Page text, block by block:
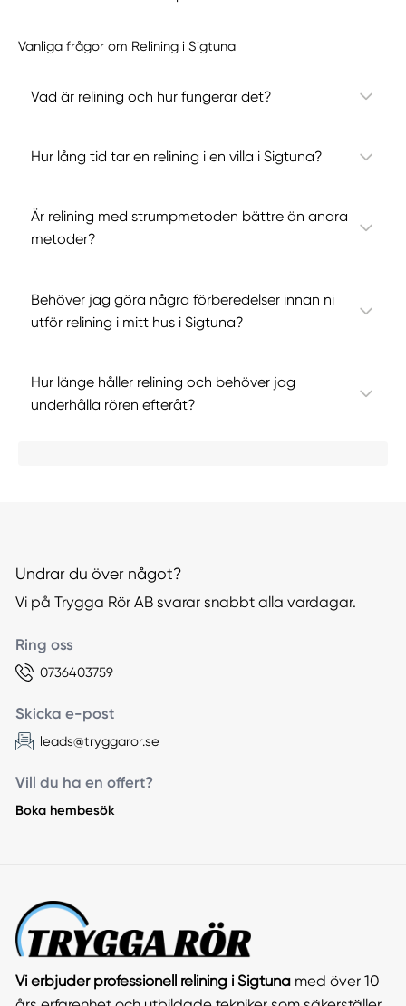
Vanliga frågor om Relining i Sigtuna
Vad är relining och hur fungerar det?
Hur lång tid tar en relining i en villa i Sigtuna?
Är relining med strumpmetoden bättre än andra
metoder?
Behöver jag göra några förberedelser innan ni
utför relining i mitt hus i Sigtuna?
Hur länge håller relining och behöver jag
underhålla rören efteråt?
Undrar du över något?
Vi på Trygga Rör AB svarar snabbt alla vardagar.
Ring oss
0736403759
Skicka e-post
leads@tryggaror.se
Vill du ha en offert?
Boka hembesök
Vi erbjuder professionell relining i Sigtunamed över 10